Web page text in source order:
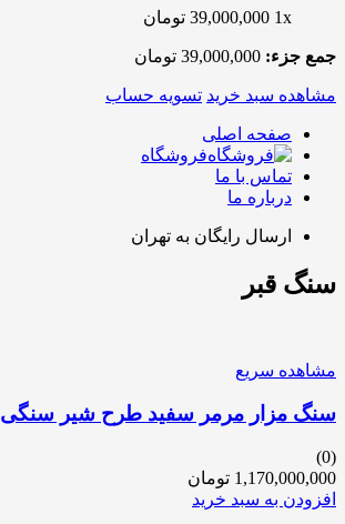
1x
39,000,000 تومان
جمع جزء: 39,000,000 تومان
مشاهده سبد خرید تسویه حساب
صفحه اصلی
فروشگاه
تماس با ما
درباره ما
ارسال رایگان به تهران
سنگ قبر
مشاهده سریع
سنگ مزار مرمر سفید طرح شیر سنگی کد
(0)
1,170,000,000 تومان
افزودن به سبد خرید